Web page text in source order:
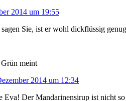
2014 um 19:55
Sie, ist er wohl dickflüssig
meint
2014 um 12:34
Eva! Der Mandarinensirup ist nicht